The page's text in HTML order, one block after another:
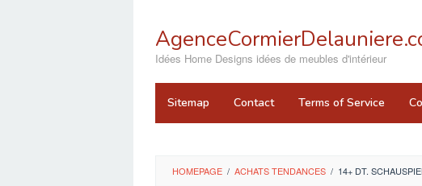
content
Idées Home Designs idées de meubles d'intérieur
Sitemap Contact Terms of Service
HOMEPAGE / ACHATS TENDANCES / 14+ DT.